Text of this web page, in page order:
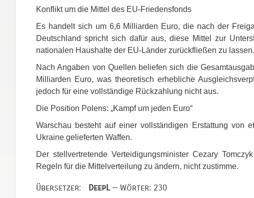
Konflikt um die Mittel des EU-Friedensfonds
Es handelt sich um 6,6 Milliarden Euro, die nach der
Deutschland spricht sich dafür aus, diese Mittel zur
nationalen Haushalte der EU-Länder zurückfließen zu lassen.
Nach Angaben von Quellen beliefen sich die
Milliarden Euro, was theoretisch erhebliche
jedoch für eine vollständige Rückzahlung nicht aus.
Die Position Polens: „Kampf um jeden Euro“
Warschau besteht auf einer vollständigen Erstattung
Ukraine gelieferten Waffen.
Der stellvertretende Verteidigungsminister Cezary
Regeln für die Mittelverteilung zu ändern, nicht zustimme.
Übersetzer: DeepL— Wörter: 230